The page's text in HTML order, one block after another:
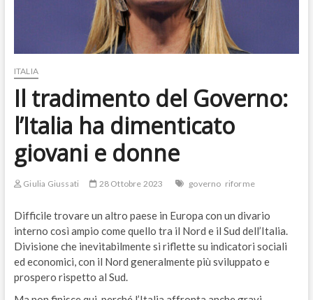
ITALIA
Il tradimento del Governo:
l’Italia ha dimenticato
giovani e donne
Giulia Giussati 28 Ottobre 2023 governo riforme
Difficile trovare un altro paese in Europa con un divario
interno così ampio come quello tra il Nord e il Sud dell’Italia.
Divisione che inevitabilmente si riflette su indicatori sociali
ed economici, con il Nord generalmente più sviluppato e
prospero rispetto al Sud.